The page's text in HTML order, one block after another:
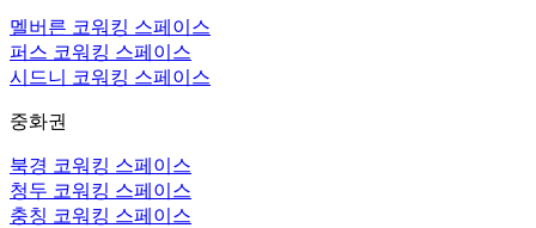
멜버른 코워킹 스페이스
퍼스 코워킹 스페이스
시드니 코워킹 스페이스
중화권
북경 코워킹 스페이스
청두 코워킹 스페이스
충칭 코워킹 스페이스